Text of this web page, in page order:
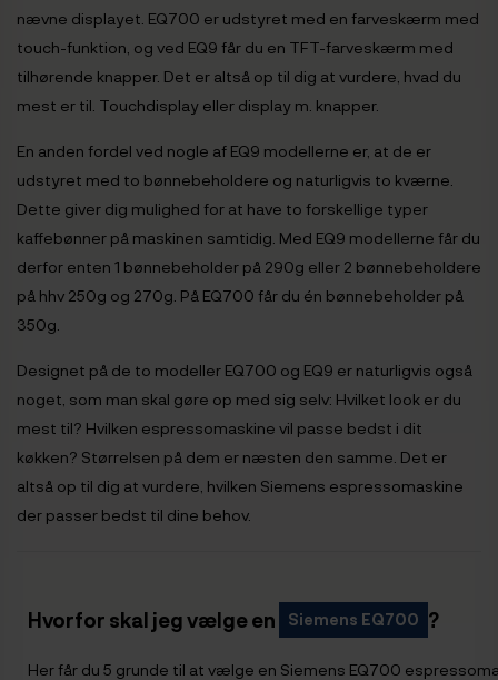
nævne displayet. EQ700 er udstyret med en farveskærm med
touch-funktion, og ved EQ9 får du en TFT-farveskærm med
tilhørende knapper. Det er altså op til dig at vurdere, hvad du
mest er til. Touchdisplay eller display m. knapper.
En anden fordel ved nogle af EQ9 modellerne er, at de er
udstyret med to bønnebeholdere og naturligvis to kværne.
Dette giver dig mulighed for at have to forskellige typer
kaffebønner på maskinen samtidig. Med EQ9 modellerne får du
derfor enten 1 bønnebeholder på 290g eller 2 bønnebeholdere
på hhv 250g og 270g. På EQ700 får du én bønnebeholder på
350g.
Designet på de to modeller EQ700 og EQ9 er naturligvis også
noget, som man skal gøre op med sig selv: Hvilket look er du
mest til? Hvilken espressomaskine vil passe bedst i dit
køkken? Størrelsen på dem er næsten den samme. Det er
altså op til dig at vurdere, hvilken Siemens espressomaskine
der passer bedst til dine behov.
Hvorfor skal jeg vælge en Siemens EQ700 ?
Her får du 5 grunde til at vælge en Siemens EQ700